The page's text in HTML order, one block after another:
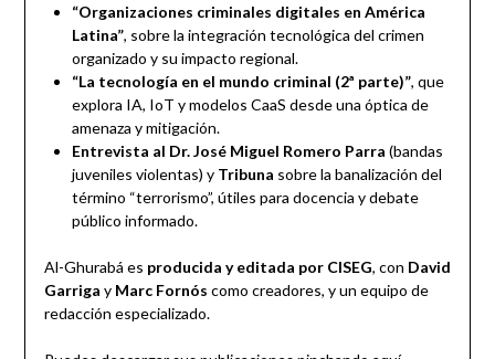
“Organizaciones criminales digitales en América
Latina”, sobre la integración tecnológica del crimen
organizado y su impacto regional.
“La tecnología en el mundo criminal (2ª parte)”, que
explora IA, IoT y modelos CaaS desde una óptica de
amenaza y mitigación.
Entrevista al Dr. José Miguel Romero Parra (bandas
juveniles violentas) y Tribuna sobre la banalización del
término “terrorismo”, útiles para docencia y debate
público informado.
Al-Ghurabá es producida y editada por CISEG, con David
Garriga y Marc Fornós como creadores, y un equipo de
redacción especializado.